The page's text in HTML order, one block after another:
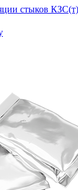
стыков